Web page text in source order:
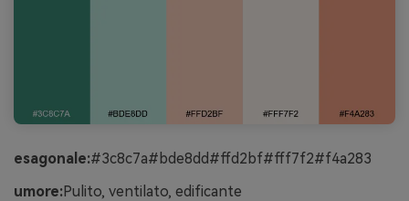
esagonale:#3c8c7a#bde8dd#ffd2bf#fff7f2#f4a283
umore:Pulito, ventilato, edificante